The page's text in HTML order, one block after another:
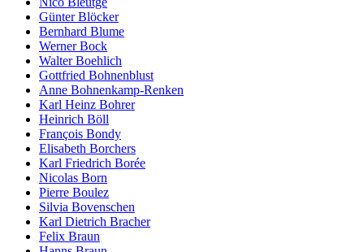
Günter Blöcker
Bernhard Blume
Werner Bock
Walter Boehlich
Gottfried Bohnenblust
Anne Bohnenkamp-Renken
Karl Heinz Bohrer
Heinrich Böll
François Bondy
Elisabeth Borchers
Karl Friedrich Borée
Nicolas Born
Pierre Boulez
Silvia Bovenschen
Karl Dietrich Bracher
Felix Braun